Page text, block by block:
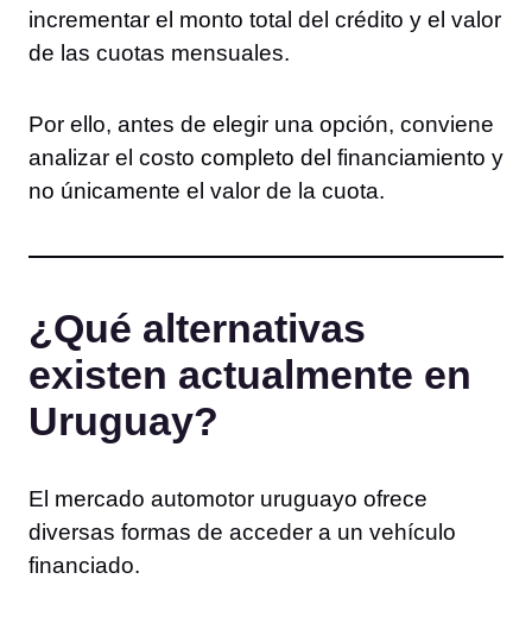
incrementar el monto total del crédito y el valor
de las cuotas mensuales.
Por ello, antes de elegir una opción, conviene
analizar el costo completo del financiamiento y
no únicamente el valor de la cuota.
¿Qué alternativas
existen actualmente en
Uruguay?
El mercado automotor uruguayo ofrece
diversas formas de acceder a un vehículo
financiado.